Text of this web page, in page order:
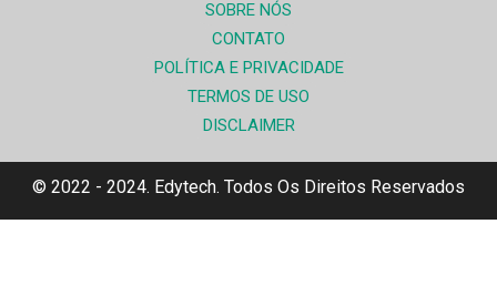
SOBRE NÓS
CONTATO
POLÍTICA E PRIVACIDADE
TERMOS DE USO
DISCLAIMER
© 2022 - 2024. Edytech. Todos Os Direitos Reservados